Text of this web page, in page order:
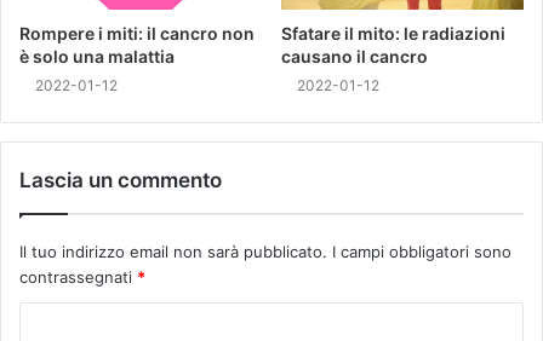
Rompere i miti: il cancro non
è solo una malattia
2022-01-12
Sfatare il mito: le radiazioni
causano il cancro
2022-01-12
Lascia un commento
Il tuo indirizzo email non sarà pubblicato. I campi obbligatori sono
contrassegnati *